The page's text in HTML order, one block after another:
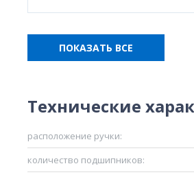
ПОКАЗАТЬ ВСЕ
Технические
расположение ручки:
количество подшипников: